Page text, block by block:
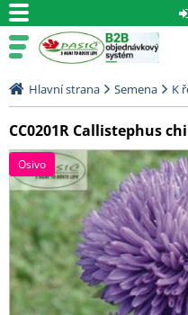
Hlavní strana Semena K
CC0201R Callistephus
Osivo